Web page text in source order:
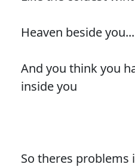
Heaven beside
And you think you
inside you
So theres problems